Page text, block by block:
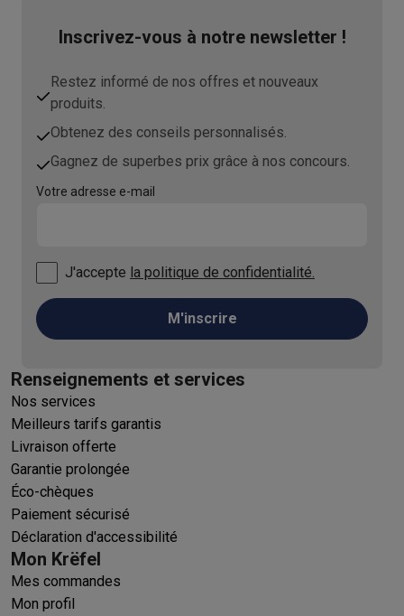
Inscrivez-vous à notre newsletter !
Restez informé de nos offres et nouveaux
produits.
Obtenez des conseils personnalisés.
Gagnez de superbes prix grâce à nos concours.
Votre adresse e-mail
J'accepte la politique de confidentialité.
M'inscrire
Renseignements et services
Nos services
Meilleurs tarifs garantis
Livraison offerte
Garantie prolongée
Éco-chèques
Paiement sécurisé
Déclaration d'accessibilité
Mon Krëfel
Mes commandes
Mon profil